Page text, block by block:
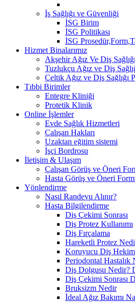
İş Sağlığı ve Güvenliği
İSG Birim
İSG Politikası
İSG
Hizmet Binalarımız
Akşehir Ağız Ve Diş
Tuzlukçu Ağız ve Diş
Çeltik Ağız ve Diş Sağlığı
Tıbbi Birimler
Entegre Kliniği
Protetik Klinik
Online İşlemler
Evde Sağlık Hizmetleri
Çalışan Hakları
Uzaktan eğitim sistemi
İşçi Bordrosu
İletişim & Ulaşım
Çalışan Görüş ve Öneri
Hasta Görüş ve Öneri
Yönlendirme
Nasıl Randevu Alınır?
Hasta Bilgilendirme
Diş Çekimi Sonrası
Diş Protez Kullanımı
Diş Fırçalama
Hareketli Protez
Koruyucu Diş
Periodontal Hastalık
Diş Dolgusu Nedir?
Diş Çekimi Sonrası
Bruksizm Nedir
İdeal Ağız Bakımı